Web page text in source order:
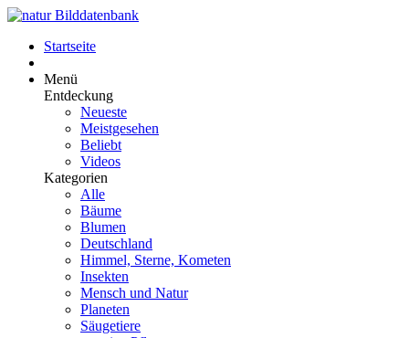
Startseite
Menü
Entdeckung
Neueste
Meistgesehen
Beliebt
Videos
Kategorien
Alle
Bäume
Blumen
Deutschland
Himmel, Sterne, Kometen
Insekten
Mensch und Natur
Planeten
Säugetiere